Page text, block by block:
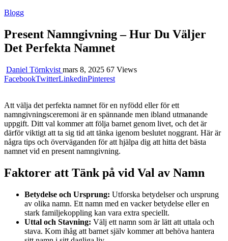
Blogg
Present Namngivning – Hur Du Väljer
Det Perfekta Namnet
Daniel Törnkvist mars 8, 2025 67 Views
FacebookTwitterLinkedinPinterest
Att välja det perfekta namnet för en nyfödd eller för ett
namngivningsceremoni är en spännande men ibland utmanande
uppgift. Ditt val kommer att följa barnet genom livet, och det är
därför viktigt att ta sig tid att tänka igenom beslutet noggrant. Här är
några tips och överväganden för att hjälpa dig att hitta det bästa
namnet vid en present namngivning.
Faktorer att Tänk på vid Val av Namn
Betydelse och Ursprung: Utforska betydelser och ursprung
av olika namn. Ett namn med en vacker betydelse eller en
stark familjekoppling kan vara extra speciellt.
Uttal och Stavning: Välj ett namn som är lätt att uttala och
stava. Kom ihåg att barnet själv kommer att behöva hantera